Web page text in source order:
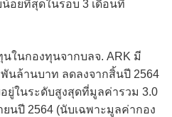
อยที่สุดในรอบ 3 เดือนที่
ในกองทุนจากบลจ. ARK มี
นล้านบาท ลดลงจากสิ้นปี 2564
ยู่ในระดับสูงสุดที่มูลค่ารวม 3.0
นปี 2564 (นับเฉพาะมูลค่ากอง